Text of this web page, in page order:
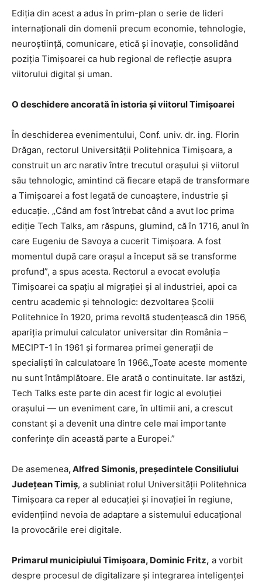
Ediția din acest a adus în prim-plan o serie de lideri
internaționali din domenii precum economie, tehnologie,
neuroștiință, comunicare, etică și inovație, consolidând
poziția Timișoarei ca hub regional de reflecție asupra
viitorului digital și uman.
O deschidere ancorată în istoria și viitorul Timișoarei
În deschiderea evenimentului, Conf. univ. dr. ing. Florin
Drăgan, rectorul Universității Politehnica Timișoara, a
construit un arc narativ între trecutul orașului și viitorul
său tehnologic, amintind că fiecare etapă de transformare
a Timișoarei a fost legată de cunoaștere, industrie și
educație. „Când am fost întrebat când a avut loc prima
ediție Tech Talks, am răspuns, glumind, că în 1716, anul în
care Eugeniu de Savoya a cucerit Timișoara. A fost
momentul după care orașul a început să se transforme
profund”, a spus acesta. Rectorul a evocat evoluția
Timișoarei ca spațiu al migrației și al industriei, apoi ca
centru academic și tehnologic: dezvoltarea Școlii
Politehnice în 1920, prima revoltă studențească din 1956,
apariția primului calculator universitar din România –
MECIPT-1 în 1961 și formarea primei generații de
specialiști în calculatoare în 1966.„Toate aceste momente
nu sunt întâmplătoare. Ele arată o continuitate. Iar astăzi,
Tech Talks este parte din acest fir logic al evoluției
orașului — un eveniment care, în ultimii ani, a crescut
constant și a devenit una dintre cele mai importante
conferințe din această parte a Europei.”
De asemenea, Alfred Simonis, președintele Consiliului
Județean Timiș, a subliniat rolul Universității Politehnica
Timișoara ca reper al educației și inovației în regiune,
evidențiind nevoia de adaptare a sistemului educațional
la provocările erei digitale.
Primarul municipiului Timișoara, Dominic Fritz, a vorbit
despre procesul de digitalizare și integrarea inteligenței